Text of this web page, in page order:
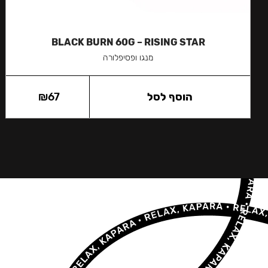
BLACK BURN 60G – RISING STAR
מנגו ופסיפלורה
₪67 הוסף לסל